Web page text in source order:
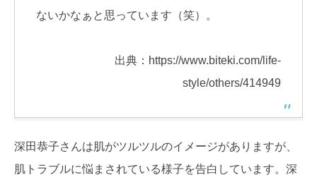
ないかなぁと思っています（笑）。
出典：https://www.biteki.com/life-
style/others/414949
深田恭子さんは肌がツルツルのイメージがありますが、
肌トラブルに悩まされている様子を告白しています。深